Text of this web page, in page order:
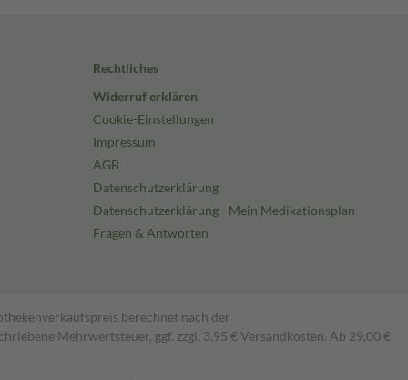
Rechtliches
Widerruf erklären
Cookie-Einstellungen
Impressum
AGB
Datenschutzerklärung
Datenschutzerklärung - Mein Medikationsplan
Fragen & Antworten
berechnet nach der
Mehrwertsteuer, ggf. zzgl. 3,95 € Versandkosten. Ab 29,00 €